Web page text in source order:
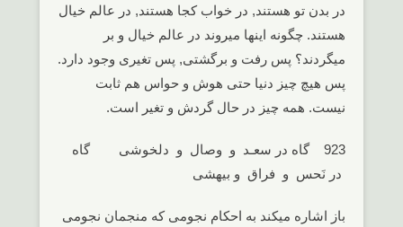
در بدن تو هستند, در خواب کجا هستند, در عالم خیال
هستند. چگونه اینها میروند در عالم خیال و بر
میگردند؟ پس رفت و برگشتی, پس تغیری وجود دارد.
پس هیچ چیز دنیا حتی هوش و حواس هم ثابت
نیست. همه چیز در حال گردش و تغیر است.
923 گاه در سعـد و وصال و دلخوشی گاه
در نَحس و فراق و بیهشی
باز اشاره میکند به احکام نجومی که منجمان نجومی